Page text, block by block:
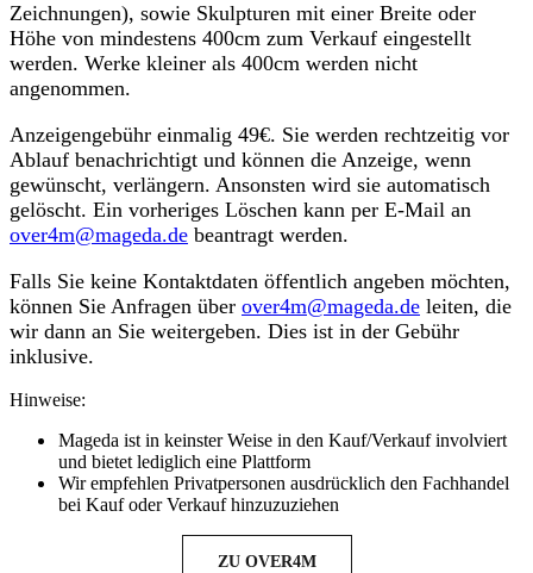
Zeichnungen), sowie Skulpturen mit einer Breite oder
Höhe von mindestens 400cm zum Verkauf eingestellt
werden. Werke kleiner als 400cm werden nicht
angenommen.
Anzeigengebühr einmalig 49€. Sie werden rechtzeitig vor
Ablauf benachrichtigt und können die Anzeige, wenn
gewünscht, verlängern. Ansonsten wird sie automatisch
gelöscht. Ein vorheriges Löschen kann per E-Mail an
over4m@mageda.de beantragt werden.
Falls Sie keine Kontaktdaten öffentlich angeben möchten,
können Sie Anfragen über over4m@mageda.de leiten, die
wir dann an Sie weitergeben. Dies ist in der Gebühr
inklusive.
Hinweise:
Mageda ist in keinster Weise in den Kauf/Verkauf involviert
und bietet lediglich eine Plattform
Wir empfehlen Privatpersonen ausdrücklich den Fachhandel
bei Kauf oder Verkauf hinzuzuziehen
ZU OVER4M